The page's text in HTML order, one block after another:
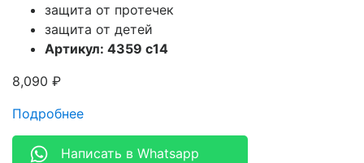
защита от протечек
защита от детей
Артикул: 4359 c14
8,090 ₽
Подробнее
Написать в Whatsapp